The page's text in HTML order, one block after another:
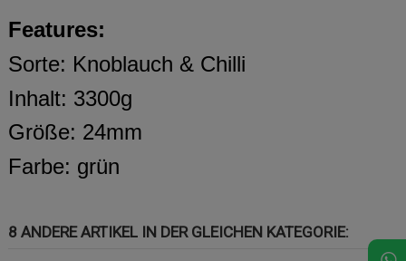
Features:
Sorte: Knoblauch & Chilli
Inhalt: 3300g
Größe: 24mm
Farbe: grün
8 ANDERE ARTIKEL IN DER GLEICHEN KATEGORIE: